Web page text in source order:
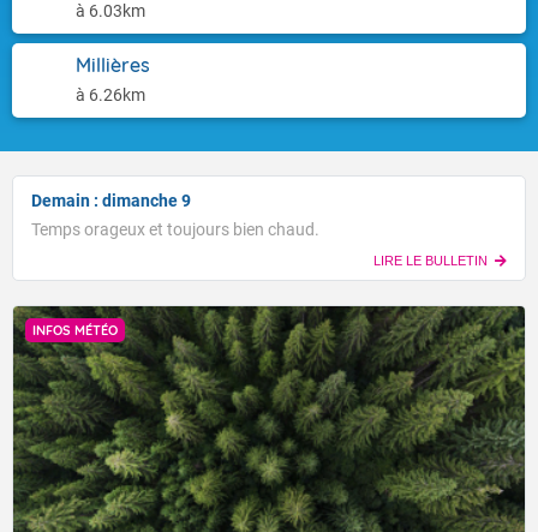
à 6.03km
Millières
à 6.26km
Demain : dimanche 9
Temps orageux et toujours bien chaud.
LIRE LE BULLETIN
INFOS MÉTÉO